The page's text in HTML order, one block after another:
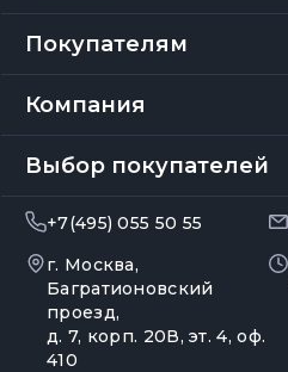
Покупателям
Компания
Выбор покупателей
+7(495) 055 50 55
г. Москва,
Багратионовский
проезд,
д. 7, корп. 20В, эт. 4, оф.
410